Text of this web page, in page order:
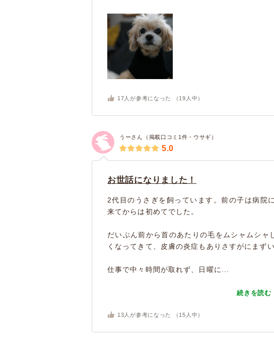
17 人が参考になった （ 19 人中）
うーさん（掲載口コミ1件・ウサギ）
5.0
お世話になりました！
2代目のうさぎを飼っています。前の子は病院
来てからは初めてでした。
だいぶん前から首のあたりの毛をムシャムシャ
くなってきて、皮膚の炎症もありさすがにまず
仕事で中々時間が取れず、日曜に...
続きを読む
13 人が参考になった （ 15 人中）